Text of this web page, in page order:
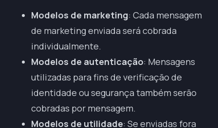
Modelos de marketing: Cada mensagem
de marketing enviada será cobrada
individualmente.
Modelos de autenticação: Mensagens
utilizadas para fins de verificação de
identidade ou segurança também serão
cobradas por mensagem.
Modelos de utilidade: Se enviadas fora